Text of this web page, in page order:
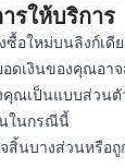
รให้บริการ
อใหม่บนลิงก์เดี
ดเงินของคุณอา
ณเป็นแบบส่วนตั
นในกรณีนี้
สิ้นบางส่วนหรือ